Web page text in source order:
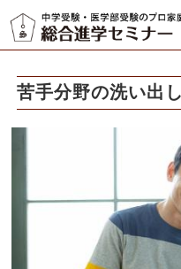
セミナーか
苦手分野の洗い出